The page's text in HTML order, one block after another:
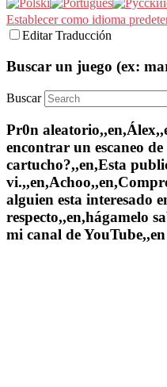
Establecer como idioma
Editar Traducción
Buscar un juego (ex:
Buscar
Pr0n
encontrar un escaneo
cartucho?,,en,Esta
alguien esta interesado
respecto,,en,hágamelo
mi canal de YouTube,,en